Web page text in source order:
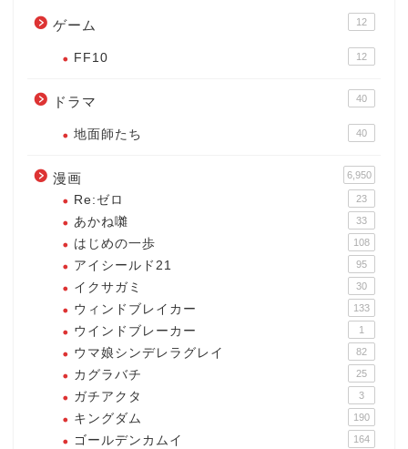
ゲーム 12
FF10 12
ドラマ 40
地面師たち 40
漫画 6,950
Re:ゼロ 23
あかね囃 33
はじめの一歩 108
アイシールド21 95
イクサガミ 30
ウィンドブレイカー 133
ウインドブレーカー 1
ウマ娘シンデレラグレイ 82
カグラバチ 25
ガチアクタ 3
キングダム 190
ゴールデンカムイ 164